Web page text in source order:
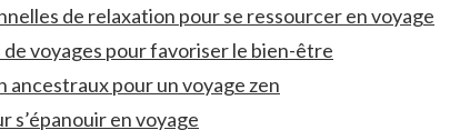
de relaxation pour se ressourcer en voyage
voyages pour favoriser le bien-être
pour un voyage⁤ zen
s’épanouir en voyage